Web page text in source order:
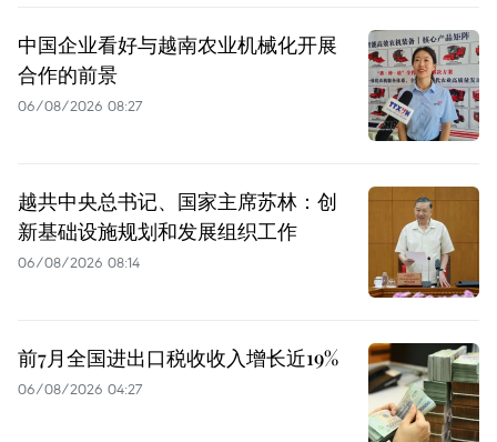
中国企业看好与越南农业机械化开展
合作的前景
06/08/2026 08:27
越共中央总书记、国家主席苏林：创
新基础设施规划和发展组织工作
06/08/2026 08:14
前7月全国进出口税收收入增长近19%
06/08/2026 04:27